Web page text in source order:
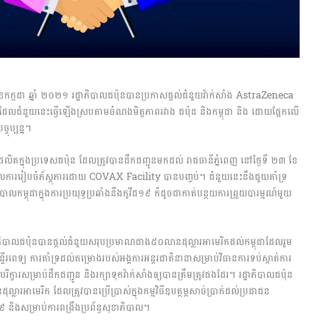
ក្កដា ឆ្នាំ ២០២១ រដ្ឋាភិបាលជប៉ុនបានប្រកាសផ្ដល់ជំនួយវ៉ាក់សាំង AstraZeneca
នួយនេះធ្វើឡើងស្របតាមចំណងមិត្តភាពរវាង ជប៉ុន និងកម្ពុជា និង ដោយផ្អែកលើ
ប្បន្ន។
ផលិតក្នុងប្រទេសជប៉ុន ដែលត្រូវបានដឹកជញ្ជូនមកដល់ រាជធានីភ្នំពេញ នៅថ្ងៃទី ២៣ ខែ
ាររៀបចំភ័ស្តុភារដោយ COVAX Facility បានបញ្ចប់។ ជំនួយនេះនឹងជួយគាំទ្រ
ាលកម្ពុជាក្នុងការប្រយុទ្ធប្រឆាំងនឹងកូវីដ១៩ ក៏ដូចជាកាត់បន្ថយការព្រួយបារម្មណ៍មួយ
ាលជប៉ុនបានផ្ដល់ជំនួយសរុបប្រមាណជាង៥០លានដុល្លារអាមេរិកដល់កម្ពុជាដែលរួម
ទីរពេទ្យ ការគាំទ្រដល់គម្រោងរបស់អង្គការអន្តរជាតិនានាសម្រាប់វិធានការទប់ស្កាត់ការ
រិក្ខារសម្រាប់ដឹកជញ្ជូន និងរក្សាទុកវ៉ាក់សាំងឲ្យបានត្រឹមត្រូវផងដែរ។ រដ្ឋាភិបាលជប៉ុន
រអាមេរិក ដែលត្រូវបានប្រើប្រាស់ក្នុងកម្មវិធីឧបត្ថម្ភសាច់ប្រាក់ដល់ប្រជាជន
ងសម្រាប់ការពង្រឹងប្រព័ន្ធសុខាភិបាល។